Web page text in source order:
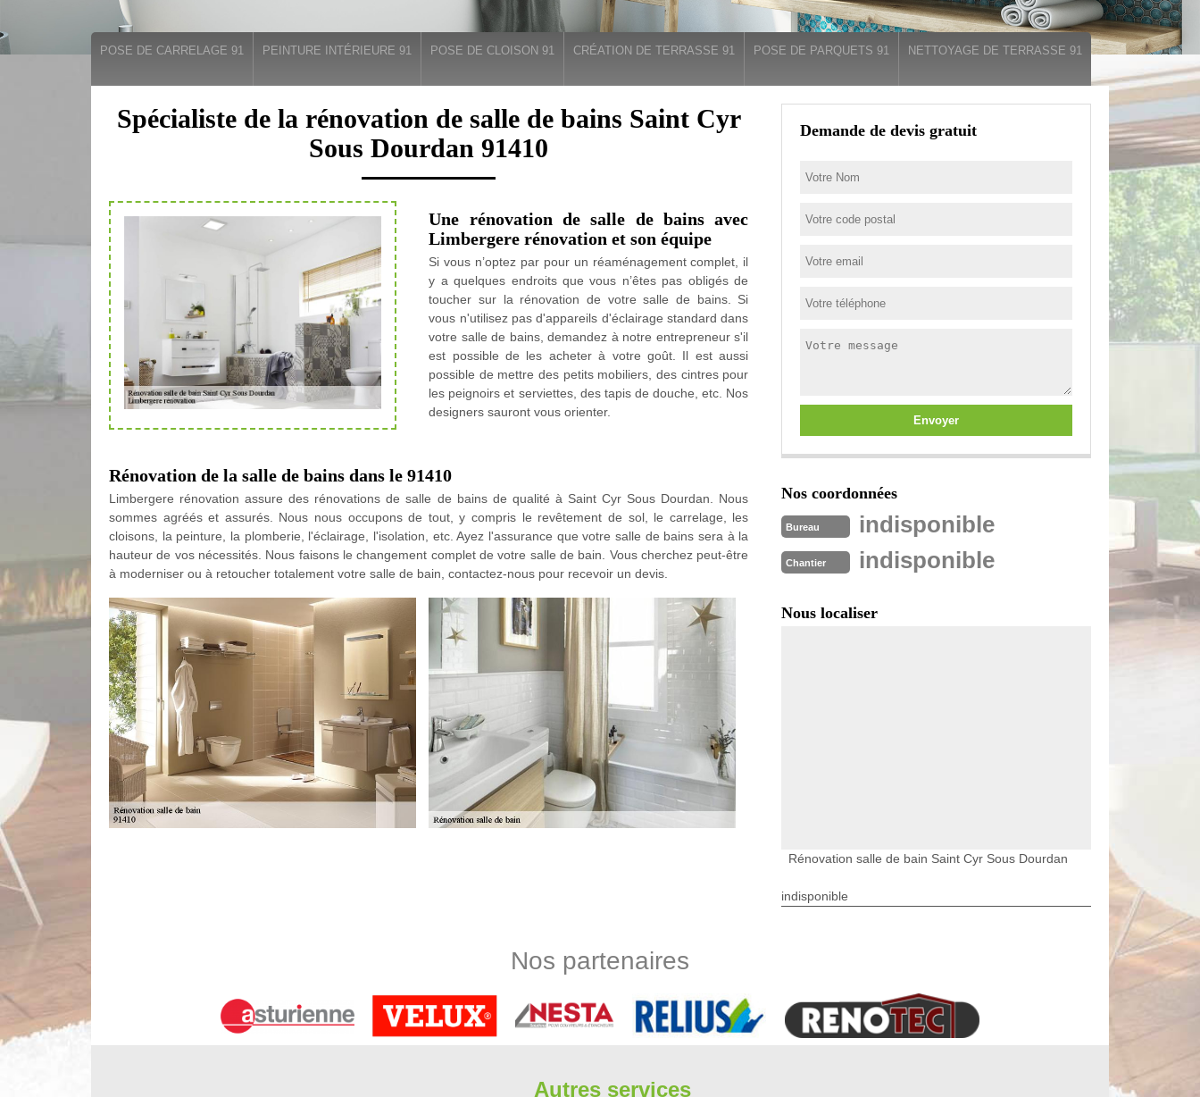
POSE DE CARRELAGE 91 PEINTURE INTÉRIEURE 91 POSE DE CLOISON 91 CRÉATION DE TERRASSE 91 POSE DE PARQUETS 91 NETTOYAGE DE TERRASSE 91
Spécialiste de la rénovation de salle de bains Saint Cyr
Sous Dourdan 91410
Une rénovation de salle de bains avec
Limbergere rénovation et son équipe
Si vous n’optez par pour un réaménagement complet, il
y a quelques endroits que vous n’êtes pas obligés de
toucher sur la rénovation de votre salle de bains. Si
vous n'utilisez pas d'appareils d'éclairage standard dans
votre salle de bains, demandez à notre entrepreneur s'il
est possible de les acheter à votre goût. Il est aussi
possible de mettre des petits mobiliers, des cintres pour
les peignoirs et serviettes, des tapis de douche, etc. Nos
designers sauront vous orienter.
Rénovation de la salle de bains dans le 91410
Limbergere rénovation assure des rénovations de salle de bains de qualité à Saint Cyr Sous Dourdan. Nous
sommes agréés et assurés. Nous nous occupons de tout, y compris le revêtement de sol, le carrelage, les
cloisons, la peinture, la plomberie, l'éclairage, l'isolation, etc. Ayez l'assurance que votre salle de bains sera à la
hauteur de vos nécessités. Nous faisons le changement complet de votre salle de bain. Vous cherchez peut-être
à moderniser ou à retoucher totalement votre salle de bain, contactez-nous pour recevoir un devis.
Notre service de rénovation de salle de bains dans le 91410
Avez-vous besoin de la qualité supérieure et des prix compétitifs pour votre projet de rénover une salle d’eau,
Limbergere rénovation est le bon choix. Votre salle de bains peut être négligée à cause de leur utilisation et de
Demande de devis gratuit
Nos coordonnées
Bureau indisponible
Chantier indisponible
Nous localiser
Rénovation salle de bain Saint Cyr Sous Dourdan
indisponible
Nos partenaires
Autres services